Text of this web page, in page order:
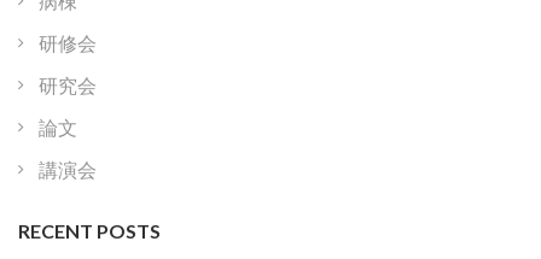
研修会
研究会
論文
講演会
RECENT POSTS